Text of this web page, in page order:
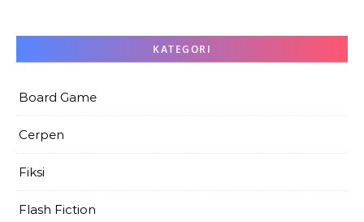
KATEGORI
Board Game
Cerpen
Fiksi
Flash Fiction